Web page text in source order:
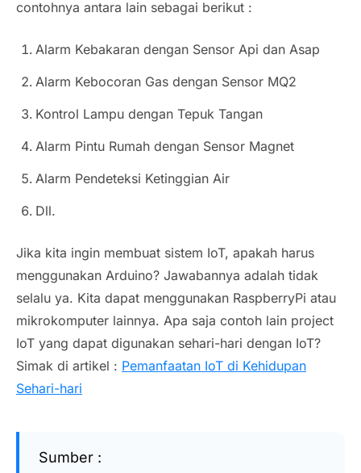
contohnya antara lain sebagai berikut :
Alarm Kebakaran dengan Sensor Api dan Asap
Alarm Kebocoran Gas dengan Sensor MQ2
Kontrol Lampu dengan Tepuk Tangan
Alarm Pintu Rumah dengan Sensor Magnet
Alarm Pendeteksi Ketinggian Air
Dll.
Jika kita ingin membuat sistem IoT, apakah harus
menggunakan Arduino? Jawabannya adalah tidak
selalu ya. Kita dapat menggunakan RaspberryPi atau
mikrokomputer lainnya. Apa saja contoh lain project
IoT yang dapat digunakan sehari-hari dengan IoT?
Simak di artikel : Pemanfaatan IoT di Kehidupan
Sehari-hari
Sumber :